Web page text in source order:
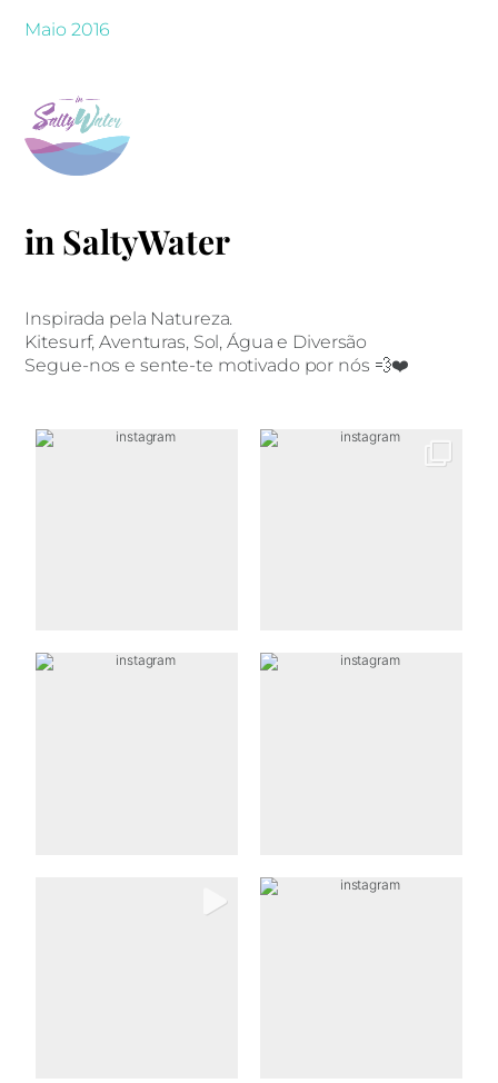
Maio 2016
in SaltyWater
Inspirada pela Natureza.
Kitesurf, Aventuras, Sol, Água e Diversão
Segue-nos e sente-te motivado por nós 💨❤️